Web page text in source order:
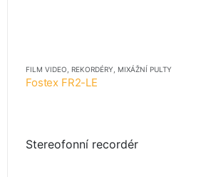
FILM VIDEO REKORDÉRY, MIXÁŽNÍ PULTY
Fostex FR2-LE
Stereofonní recordér